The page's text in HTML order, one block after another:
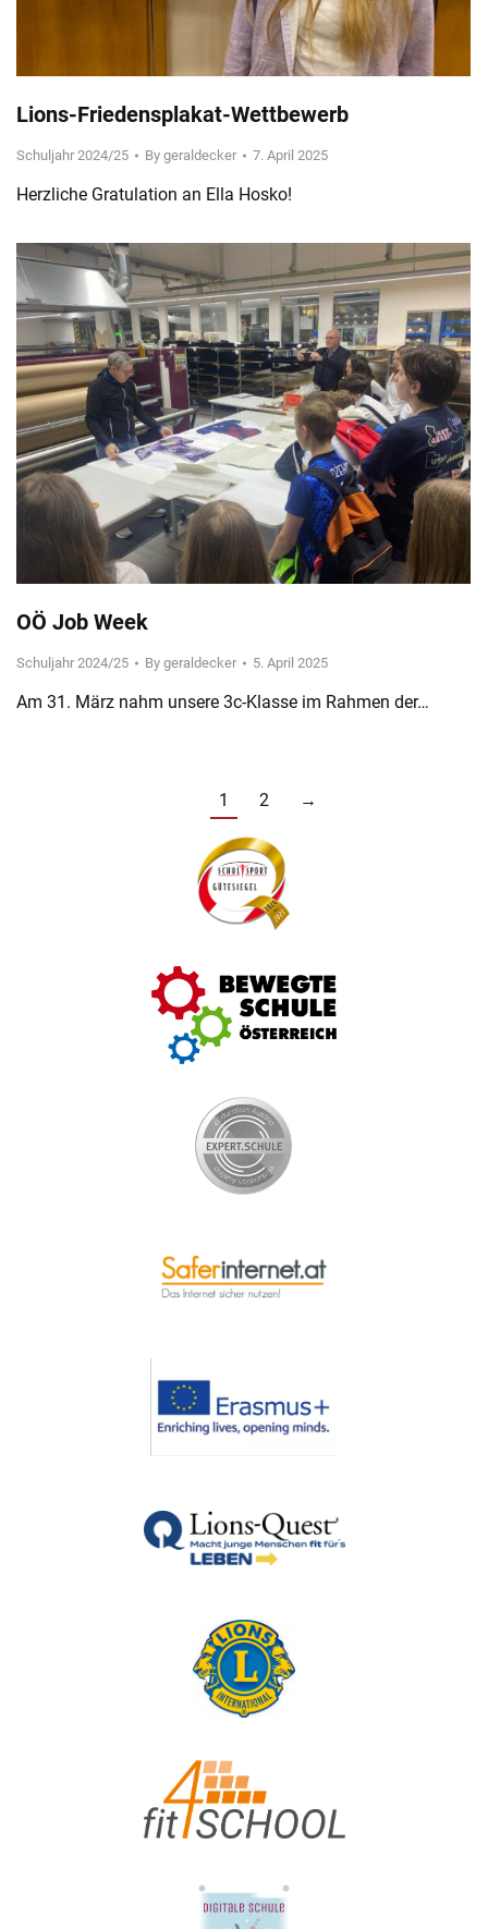
Lions-Friedensplakat-Wettbewerb
Schuljahr 2024/25 By geraldecker 7. April 2025
Herzliche Gratulation an Ella Hosko!
OÖ Job Week
Schuljahr 2024/25 By geraldecker 5. April 2025
Am 31. März nahm unsere 3c-Klasse im Rahmen der…
1 2 →